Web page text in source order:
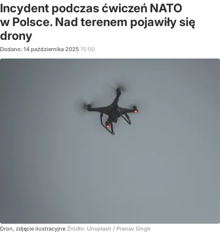
Incydent podczas ćwiczeń NATO
w Polsce. Nad terenem pojawiły się
drony
Dodano: 14 października 2025 15:00
Dron, zdjęcie ilustracyjne Źródło: Unsplash / Pranav Singh